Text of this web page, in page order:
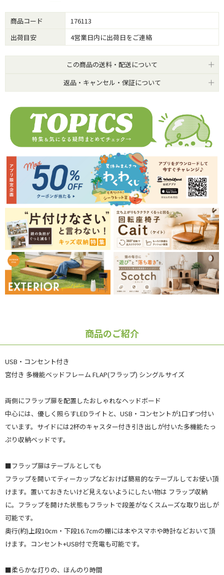
商品コード
176113
出荷目安
4営業日内に出荷日をご連絡
この商品の送料・配送について
返品・キャンセル・保証について
商品のご紹介
USB・コンセント付き
宮付き 多機能ベッドフレーム FLAP(フラップ) シングルサイズ
両側にフラップ扉を配置したおしゃれなヘッドボード
中心には、優しく照らすLEDライトと、USB・コンセントが1口ずつ付い
ています。サイドには2杯のキャスター付き引き出しが付いた多機能たっ
ぷり収納ベッドです。
■フラップ扉はテーブルとしても
フラップを開いてティーカップなどおけば簡易的なテーブルしてお使い頂
けます。置いておきたいけど見えないようにしたい物は フラップ収納
に。フラップを開けた状態もフラットで段差がなくスムーズな取り出しが
可能です。
奥行(約)上段10cm・下段16.7cmの棚には本やスマホや時計などおいて頂
けます。コンセント+USB付で充電も可能です。
■柔らかな灯りの、ほんのり時間